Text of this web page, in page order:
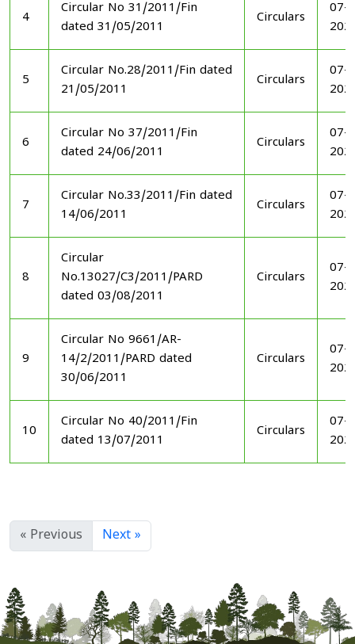
4
Circular No 31/2011/Fin
dated 31/05/2011
Circulars
07-
5
Circular No.28/2011/Fin dated
21/05/2011
Circulars
07-
6
Circular No 37/2011/Fin
dated 24/06/2011
Circulars
07-
7
Circular No.33/2011/Fin dated
14/06/2011
Circulars
07-
8
Circular
No.13027/C3/2011/PARD
dated 03/08/2011
Circulars
07-
9
Circular No 9661/AR-
14/2/2011/PARD dated
30/06/2011
Circulars
07-
10
Circular No 40/2011/Fin
dated 13/07/2011
Circulars
07-
« Previous Next »